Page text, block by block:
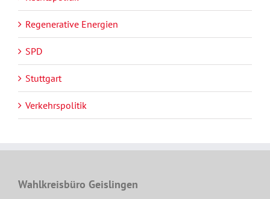
Regenerative Energien
SPD
Stuttgart
Verkehrspolitik
Wahlkreisbüro Geislingen